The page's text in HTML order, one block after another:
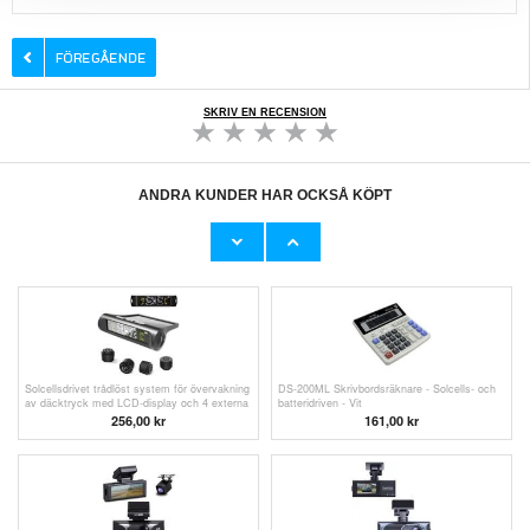
SKRIV EN RECENSION
ANDRA KUNDER HAR OCKSÅ KÖPT
SanDisk Extreme Pro MicroSDHC UHS-I Kort
OnePlus 13 Saii 3D Premium Härdat Glas
Solcellsdrivet trådlöst system för övervakning
av däcktryck med LCD-display och 4 externa
256,00 kr
DS-200ML Skrivbordsräknare - Solcells- och
batteridriven - Vit
161,00 kr